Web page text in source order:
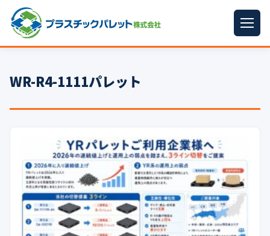
パレットサイズ
プラパレット ▼
中古パレット
再生原料
梱包資材
WR-R4-1111パレット